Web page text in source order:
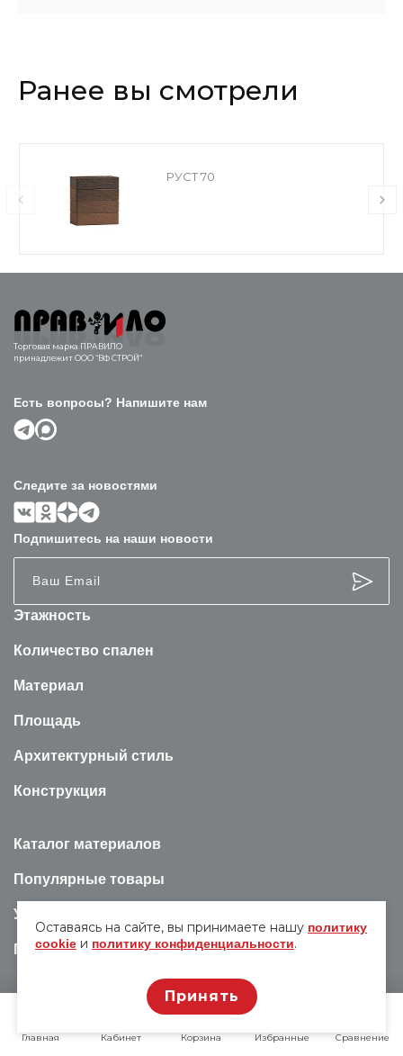
Главная Кабинет Корзина Избранные Сравнение
Главная Кабинет Корзина Избранные Сравнение
Ранее вы смотрели
РУСТ 70
Торговая марка ПРАВИЛО
принадлежит ООО “ВФ СТРОЙ”
Есть вопросы? Напишите нам
Следите за новостями
Подпишитесь на наши новости
Этажность
Количество спален
Материал
Площадь
Архитектурный стиль
Конструкция
Каталог материалов
Популярные товары
Услуги
Полезная информация
© 2009-2026 Все права на содержание сайта vfstroy.ru
Оставаясь на сайте, вы принимаете нашу политику
cookie и политику конфиденциальности.
Принять